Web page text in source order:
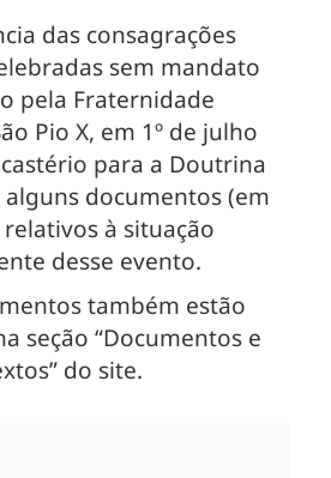
das consagrações
sem mandato
pela Fraternidade
Pio X, em 1º de julho
para a Doutrina
alguns documentos (em
à situação
desse evento.
também estão
seção “Documentos e
do site.